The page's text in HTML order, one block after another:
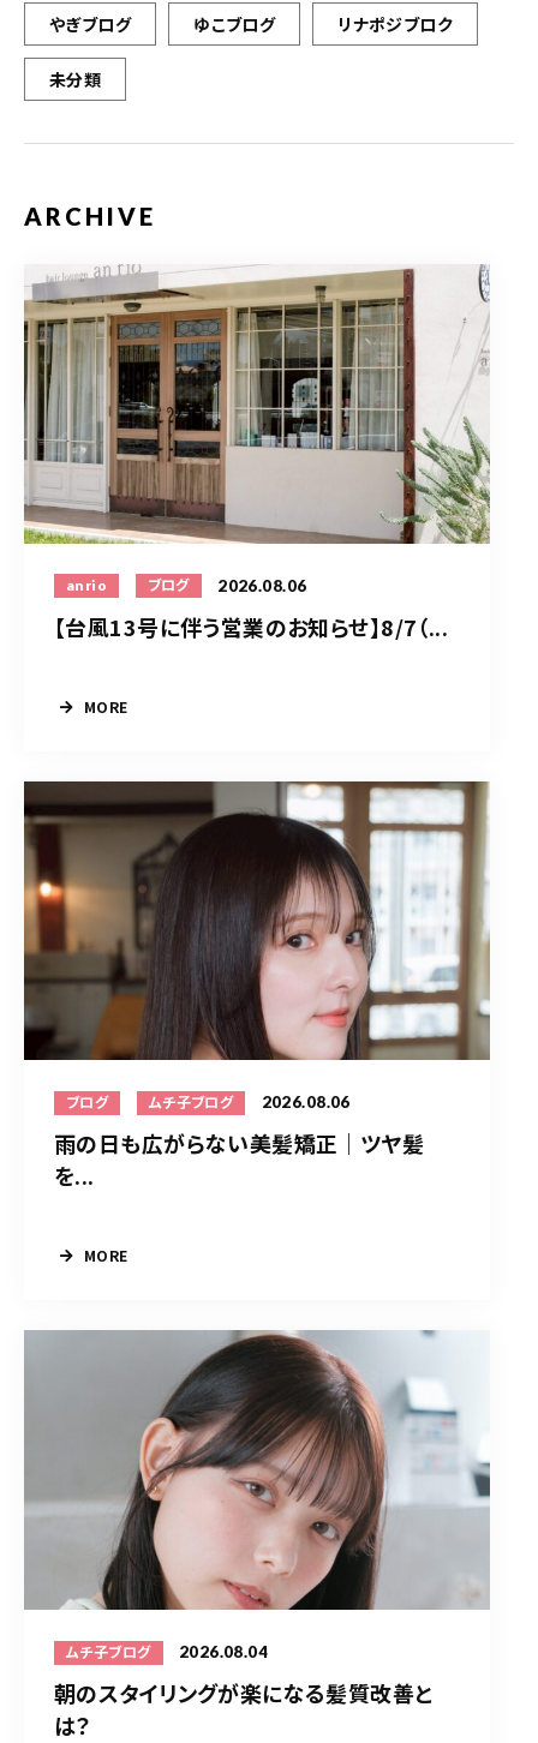
やぎブログ ゆこブログ リナポジブロク
未分類
ARCHIVE
anrio ブログ 2026.08.06
【台風13号に伴う営業のお知らせ】8/7（...
MORE
ブログ ムチ子ブログ 2026.08.06
雨の日も広がらない美髪矯正｜ツヤ髪
を...
MORE
ムチ子ブログ 2026.08.04
朝のスタイリングが楽になる髪質改善と
は？